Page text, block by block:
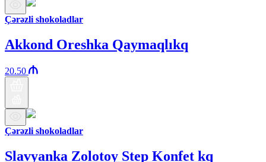
Çərəzli shokoladlar
Akkond Oreshka Qaymaqlıkq
20.50
Çərəzli shokoladlar
Slavyanka Zolotoy Step Konfet kq